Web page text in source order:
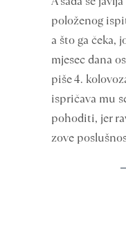
položenog
a što ga čeka,
mjesec dana
piše 4.
ispričava mu
pohoditi, jer
zove